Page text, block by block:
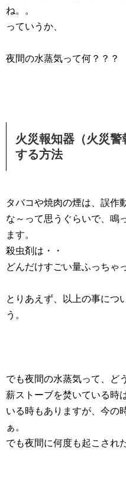
ね。。
っていうか、
夜間の水蒸気って何？？？
火災報知器（火災
する方法
タバコや焼肉の煙は、誤作
な～って思うぐらいで、鳴
ます。
殺虫剤は・・
どんだけすごい量ふっちゃ
とりあえず、以上の事につ
う。
でも夜間の水蒸気って、ど
薪ストーブを焚いている時
いる時もありますが、今の
ぁ。
でも夜間に何度も起こされ